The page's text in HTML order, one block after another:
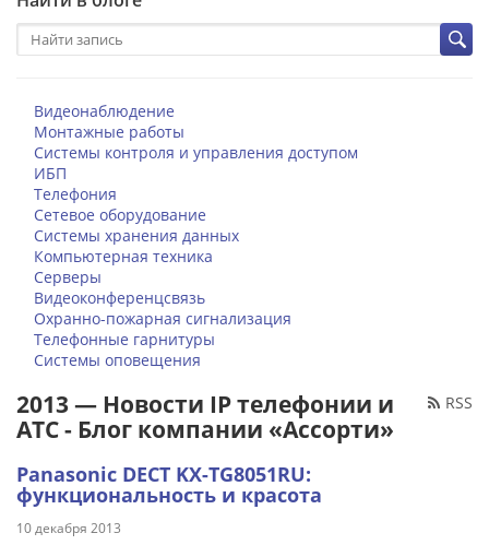
Видеонаблюдение
Монтажные работы
Системы контроля и управления доступом
ИБП
Телефония
Сетевое оборудование
Системы хранения данных
Компьютерная техника
Серверы
Видеоконференцсвязь
Охранно-пожарная сигнализация
Телефонные гарнитуры
Системы оповещения
RSS
2013 — Новости IP телефонии и
АТС - Блог компании «Ассорти»
Panasonic DECT KX-TG8051RU:
функциональность и красота
10 декабря 2013